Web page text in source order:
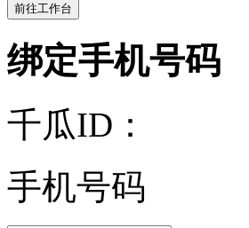
前往工作台
绑定手机号码
千瓜ID：
手机号码